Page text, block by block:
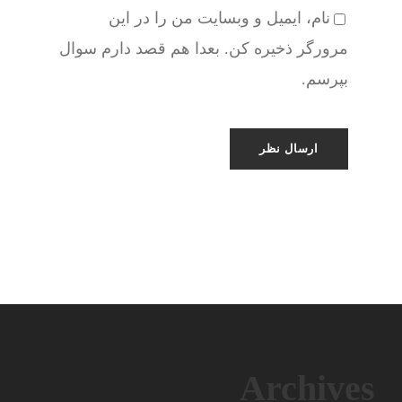
نام، ایمیل و وبسایت من را در این
مرورگر ذخیره کن. بعدا هم قصد دارم سوال
بپرسم.